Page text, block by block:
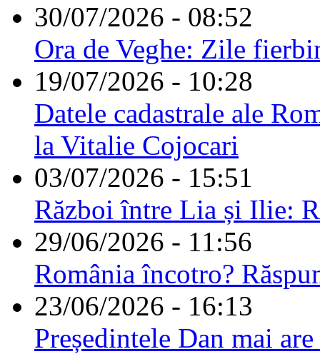
30/07/2026 - 08:52
Ora de Veghe: Zile
19/07/2026 - 10:28
Datele cadastrale ale
la Vitalie Cojocari
03/07/2026 - 15:51
Război între Lia și Ilie:
29/06/2026 - 11:56
România încotro?
23/06/2026 - 16:13
Președintele Dan mai